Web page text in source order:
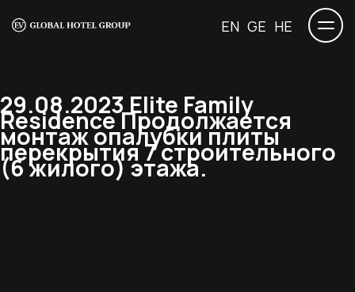
EN GE HE
29.08.2023 Elite Family
Residence Продолжается
монтаж опалубки плиты
перекрытия 7 строительного
(6 жилого) этажа.